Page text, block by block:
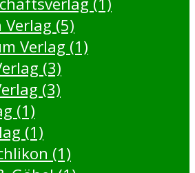
(5)
Verlag (1)
(3)
(3)
(1)
(1)
(1)